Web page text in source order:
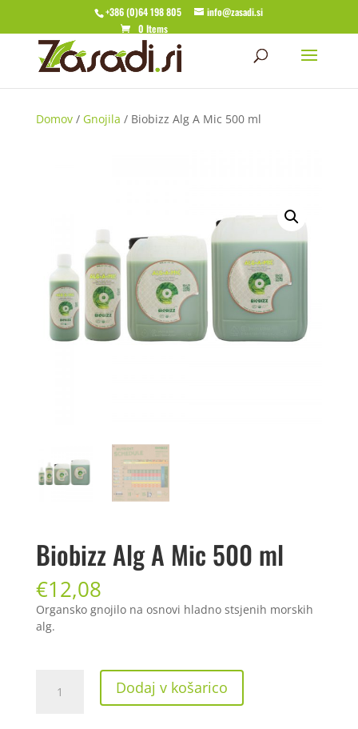
+386 (0)64 198 805
info@zasadi.si
0 Items
Domov/ Gnojila / Biobizz Alg A Mic 500 ml
Biobizz Alg A Mic 500 ml
€12,08
Organsko gnojilo na osnovi hladno stsjenih morskih
alg.
Dodaj v košarico